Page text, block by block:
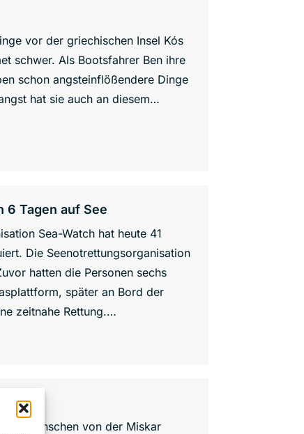
vor der griechischen Insel Kós
schwer. Als Bootsfahrer Ben ihre
schon angsteinflößendere Dinge
hat sie auch an diesem…
6 Tagen auf See
Sea-Watch hat heute 41
Die Seenotrettungsorganisation
hatten die Personen sechs
später an Bord der
zeitnahe Rettung.…
32 Menschen von der Miskar